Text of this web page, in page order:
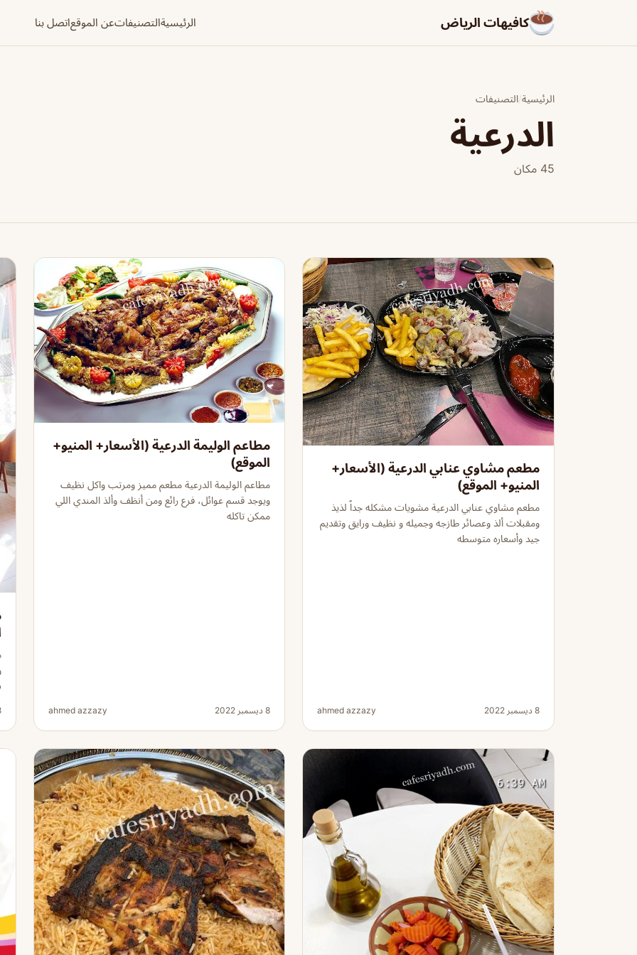
كافيهات الرياض الرئيسيةالتصنيفاتعن الموقعاتصل بنا
الرئيسية/التصنيفات
الدرعية
45 مكان
مطعم مشاوي عنابي الدرعية (الأسعار+
المنيو+ الموقع)
مطعم مشاوي عنابي الدرعية مشويات مشكله جداً لذيذ
ومقبلات ألذ وعصائر طازجه وجميله و نظيف ورايق وتقديم
جيد وأسعاره متوسطه
8 ديسمبر 2022 ahmed azzazy
مطاعم الوليمة الدرعية (الأسعار+ المنيو+
الموقع)
مطاعم الوليمة الدرعية مطعم مميز ومرتب واكل نظيف
ويوجد قسم عوائل، فرع رائع ومن أنظف وألذ المندي اللي
ممكن تاكله
8 ديسمبر 2022 ahmed azzazy
8